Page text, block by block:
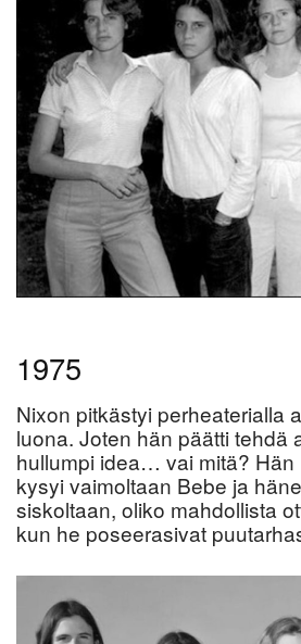
1975
Nixon pitkästyi perheaterialla
luona. Joten hän päätti tehdä
hullumpi idea… vai mitä? Hän
kysyi vaimoltaan Bebe ja
siskoltaan, oliko mahdollista
kun he poseerasivat